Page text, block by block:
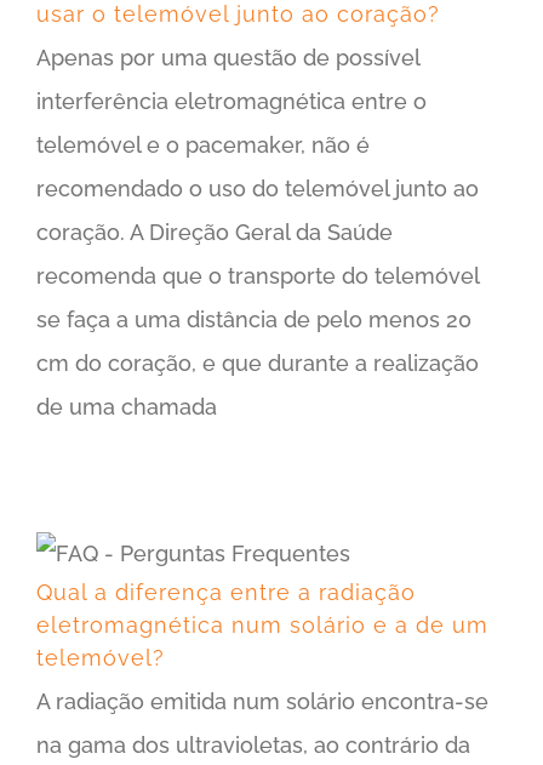
usar o telemóvel junto ao coração?
Apenas por uma questão de possível
interferência eletromagnética entre o
telemóvel e o pacemaker, não é
recomendado o uso do telemóvel junto ao
coração. A Direção Geral da Saúde
recomenda que o transporte do telemóvel
se faça a uma distância de pelo menos 20
cm do coração, e que durante a realização
de uma chamada
Qual a diferença entre a radiação
eletromagnética num solário e a de um
telemóvel?
A radiação emitida num solário encontra-se
na gama dos ultravioletas, ao contrário da